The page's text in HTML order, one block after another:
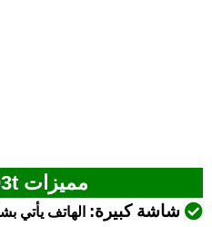
مميزات Vivo Y03t
شاشة كبيرة: